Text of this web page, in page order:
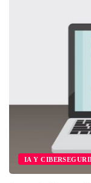
IA Y